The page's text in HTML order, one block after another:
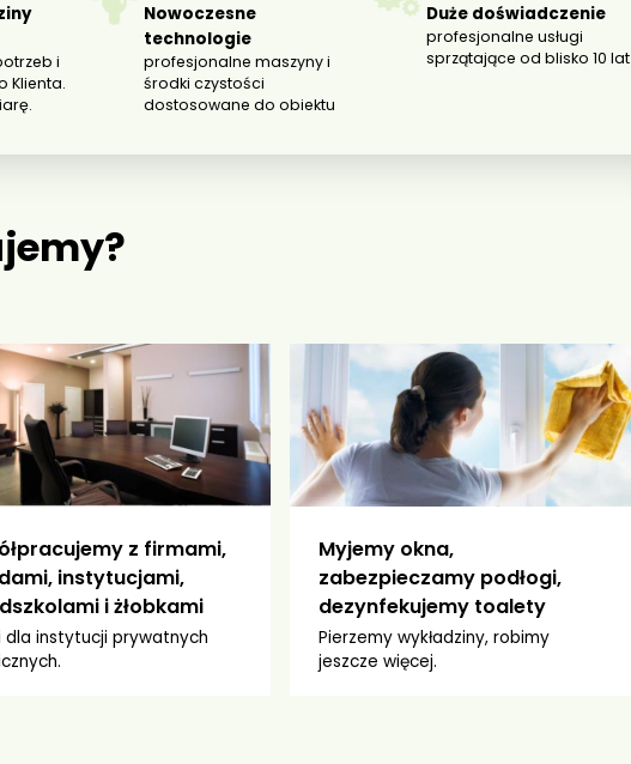
i
Klienta.
Nowoczesne
technologie
profesjonalne maszyny i
środki czystości
dostosowane do obiektu
Duże doświadczenie
profesjonalne usługi
sprzątające od blisko 10 lat
z firmami,
instytucjami,
i żłobkami
dla instytucji prywatnych
Myjemy okna,
zabezpieczamy podłogi,
dezynfekujemy toalety
Pierzemy wykładziny, robimy
jeszcze więcej.